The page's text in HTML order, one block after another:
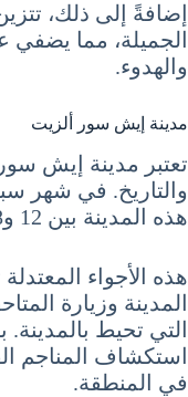
إضافةً إلى ذلك،
الجميلة، مما يضفي
والهدوء.
مدينة إيش سور ألزيت
تعتبر مدينة إيش
والتاريخ. في شهر
هذه المدينة بين 12 و18 درجة مئوية.
هذه الأجواء
المدينة وزيارة
التي تحيط
استكشاف المناجم
في المنطقة.